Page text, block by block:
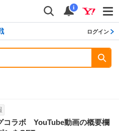
検索
通知
i
ログイン
コラボ YouTube動画の概要欄